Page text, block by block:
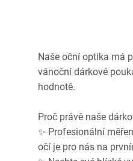
Naše oční optika má
vánoční dárkové
hodnotě.
Proč právě naše
✨ Profesionální
očí je pro nás na